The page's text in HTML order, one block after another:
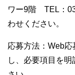
ワー9階 TEL：
わせください。
応募方法：Web応
し、必要項目を